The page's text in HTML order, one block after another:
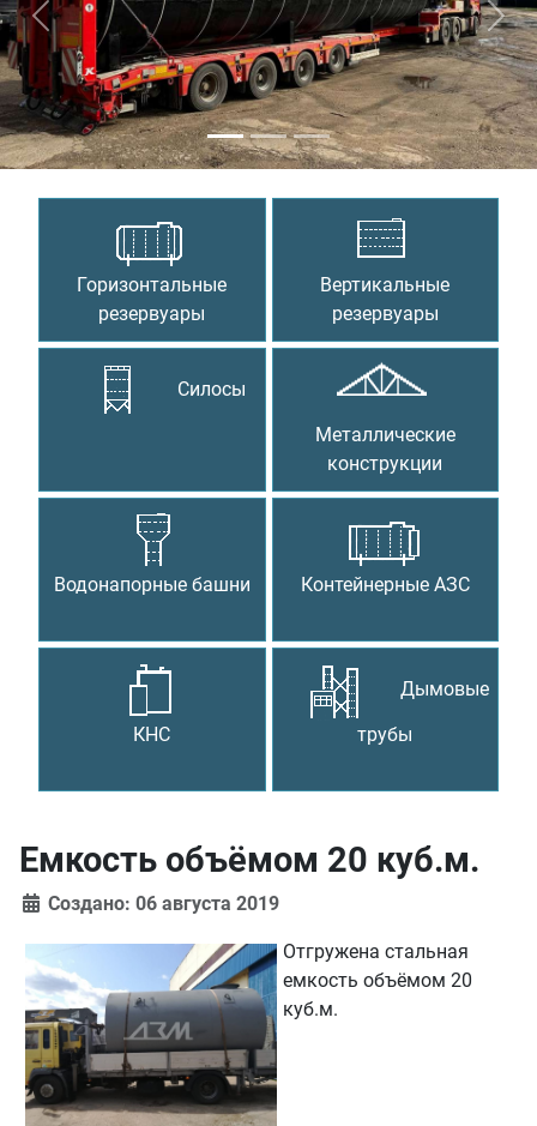
Предыдущий
Горизонтальные
резервуары
Вертикальные
резервуары
Силосы
Металлические
конструкции
Водонапорные башни Контейнерные АЗС
КНС
Дымовые
трубы
Емкость объёмом 20 куб.м.
Создано: 06 августа 2019
Отгружена стальная
емкость объёмом 20
куб.м.